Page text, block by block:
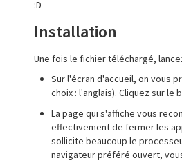
:D
Installation
Une fois le fichier téléchargé,
Sur l'écran d'accueil, on vous
choix : l'anglais). Cliquez sur le
La page qui s'affiche vous
effectivement de fermer les
sollicite beaucoup le
navigateur préféré ouvert,